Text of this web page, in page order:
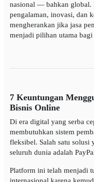
nasional — bahkan global.
pengalaman, inovasi, dan
mengherankan jika jasa
menjadi pilihan utama
7 Keuntungan
Bisnis Online
Di era digital yang serba
membutuhkan sistem
fleksibel. Salah satu solusi
seluruh dunia adalah
Platform ini telah menjadi